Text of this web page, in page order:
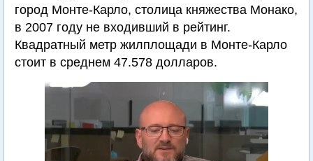
город Монте-Карло, столица княжества Монако,
в 2007 году не входивший в рейтинг.
Квадратный метр жилплощади в Монте-Карло
стоит в среднем 47.578 долларов.